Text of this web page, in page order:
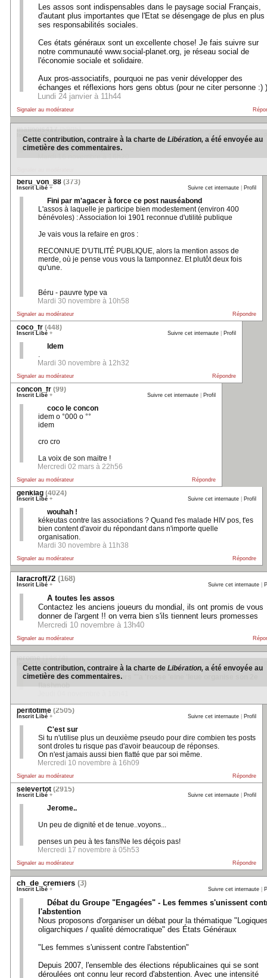
Les assos sont indispensables dans le paysage social Français,
d'autant plus importantes que l'Etat se désengage de plus en plus
ses responsabilités sociales.
Ces états généraux sont un excellente chose! Je fais suivre sur
notre communauté www.social-planet.org, je réseau social de
l'économie sociale et solidaire.
Aux pros-associatifs, pourquoi ne pas venir développer des
échanges et réflexions hors gens obtus (pour ne citer personne :) )
Lundi 24 janvier à 11h44
Signaler au modérateur
Cette contribution, contraire à la charte de Libération, a été envoyée au
cimetière des commentaires.
malinois417 (5905)
Inscrit Libé Suivre cet internaute
les assos, c'est la plaie!
Mardi 16 novembre à 16h20
beru_von_88 (373)
Inscrit Libé + Suivre cet internaute Profil
Fini par m'agacer à force ce post nauséabond
L'assos à laquelle je participe bien modestement (environ 400
bénévoles) : Association loi 1901 reconnue d'utilité publique
Je vais vous la refaire en gros :
RECONNUE D'UTILITÉ PUBLIQUE, alors la mention assos de
merde, où je pense vous vous la tamponnez. Et plutôt deux fois
qu'une.
Béru - pauvre type va
Mardi 30 novembre à 10h58
Signaler au modérateur Répondre
coco_fr (448)
Inscrit Libé + Suivre cet internaute Profil
Idem
.
Mardi 30 novembre à 12h32
Signaler au modérateur Répondre
concon_fr (99)
Inscrit Libé + Suivre cet internaute Profil
coco le concon
idem o °000 o °°
idem
cro cro
La voix de son maitre !
Mercredi 02 mars à 22h56
Signaler au modérateur Répondre
genklag (4024)
Inscrit Libé + Suivre cet internaute Profil
wouhah !
kékeutas contre las associations ? Quand t'es malade HIV pos, t'es
bien content d'avoir du répondant dans n'importe quelle
organisation.
Mardi 30 novembre à 11h38
Signaler au modérateur Répondre
laracroft72 (168)
Inscrit Libé + Suivre cet internaute
A toutes les assos
Contactez les anciens joueurs du mondial, ils ont promis de vous
donner de l'argent !! on verra bien s'ils tiennent leurs promesses
Mercredi 10 novembre à 13h40
Signaler au modérateur
Cette contribution, contraire à la charte de Libération, a été envoyée au
cimetière des commentaires.
jerome (14874)
Inscrit Libé Suivre cet internaute
l'amicale des autofellateurs "'a 'rosse 'eine 'leue organise son 2e
flashmob
Signaler au modérateur
peritotime (2505)
Inscrit Libé + Suivre cet internaute Profil
C'est sur
Si tu n'utilise plus un deuxième pseudo pour dire combien tes posts
sont droles tu risque pas d'avoir beaucoup de réponses.
On n'est jamais aussi bien flatté que par soi même.
Mercredi 10 novembre à 16h09
Signaler au modérateur Répondre
selevertot (2915)
Inscrit Libé + Suivre cet internaute Profil
Jerome..
Un peu de dignité et de tenue..voyons...
penses un peu à tes fans!Ne les déçois pas!
Mercredi 17 novembre à 05h53
Signaler au modérateur Répondre
ch_de_cremiers (3)
Inscrit Libé + Suivre cet internaute
Débat du Groupe "Engagées" - Les femmes s'unissent
l'abstention
Nous proposons d'organiser un débat pour la thématique
oligarchiques / qualité démocratique" des États Généraux
"Les femmes s'unissent contre l'abstention"
Depuis 2007, l'ensemble des élections républicaines qui se sont
déroulées ont connu leur record d'abstention. Avec une intensité